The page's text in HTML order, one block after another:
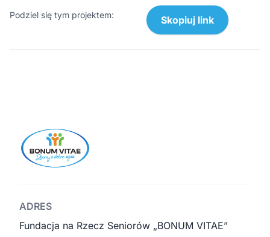
Podziel się tym projektem: Skopiuj link
ADRES
Fundacja na Rzecz Seniorów „BONUM VITAE”